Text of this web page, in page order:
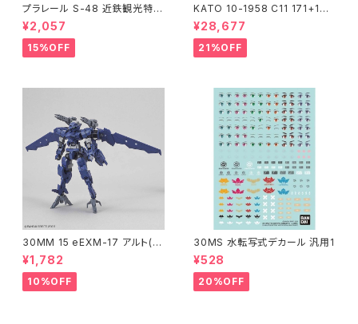
プラレール S-48 近鉄観光特急
しまかぜ 鉄道模型
¥2,057
15%OFF
KATO 10-1958 C11 171+14
系｢SL冬の湿原号｣ 6両セット
特企品 Nゲージ 鉄道模型 北海
道（新品 在庫品）
¥28,677
21%OFF
30MM 15 eEXM-17 アルト(空
中戦仕様)ネイビー
¥1,782
10%OFF
30MS 水転写式デカール 汎用1
¥528
20%OFF